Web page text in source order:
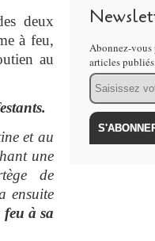
deux
à feu,
au
et au
une
de
ensuite
à sa
Abonnez-vous
articles
Email